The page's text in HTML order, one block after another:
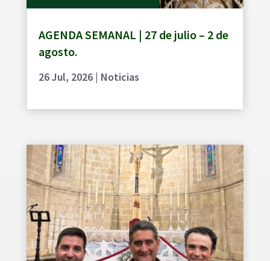
AGENDA SEMANAL | 27 de julio – 2 de
agosto.
26 Jul, 2026| Noticias